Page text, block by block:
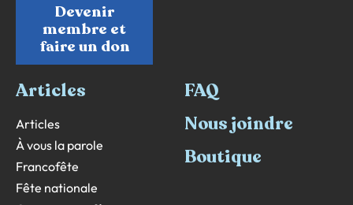
Devenir
membre et
faire un don
Articles
Articles
À vous la parole
Francofête
Fête nationale
FAQ
Nous joindre
Boutique